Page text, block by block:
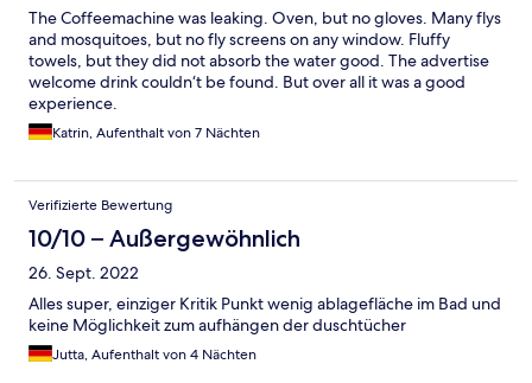
The Coffeemachine was leaking. Oven, but no gloves. Many flys
and mosquitoes, but no fly screens on any window. Fluffy
towels, but they did not absorb the water good. The advertise
welcome drink couldn‘t be found. But over all it was a good
experience.
Katrin, Aufenthalt von 7 Nächten
Verifizierte Bewertung
10/10 – Außergewöhnlich
26. Sept. 2022
Alles super, einziger Kritik Punkt wenig ablagefläche im Bad und
keine Möglichkeit zum aufhängen der duschtücher
Jutta, Aufenthalt von 4 Nächten